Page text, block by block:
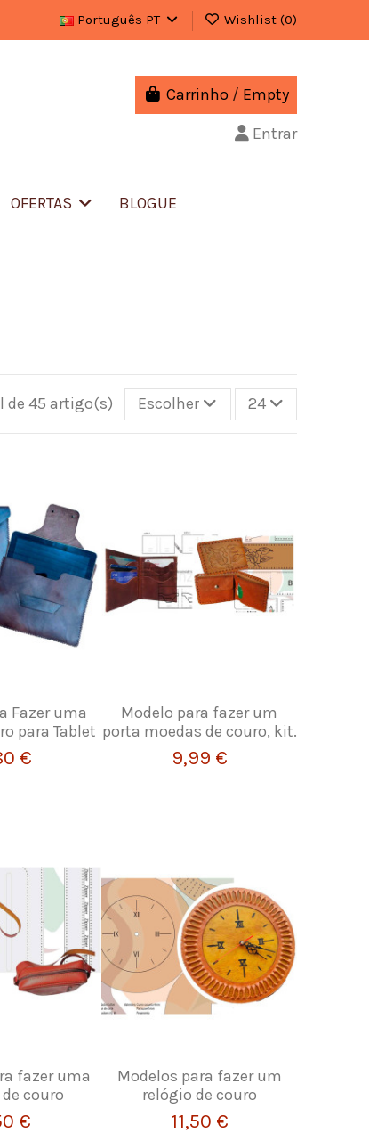
Português PT Wishlist (0)
Carrinho / Empty
Entrar
OFERTAS BLOGUE
de 45 artigo(s) Escolher 24
Fazer uma
para Tablet
€
Modelo para fazer um
porta moedas de couro, kit.
9,99 €
fazer uma
couro
€
Modelos para fazer um
relógio de couro
11,50 €